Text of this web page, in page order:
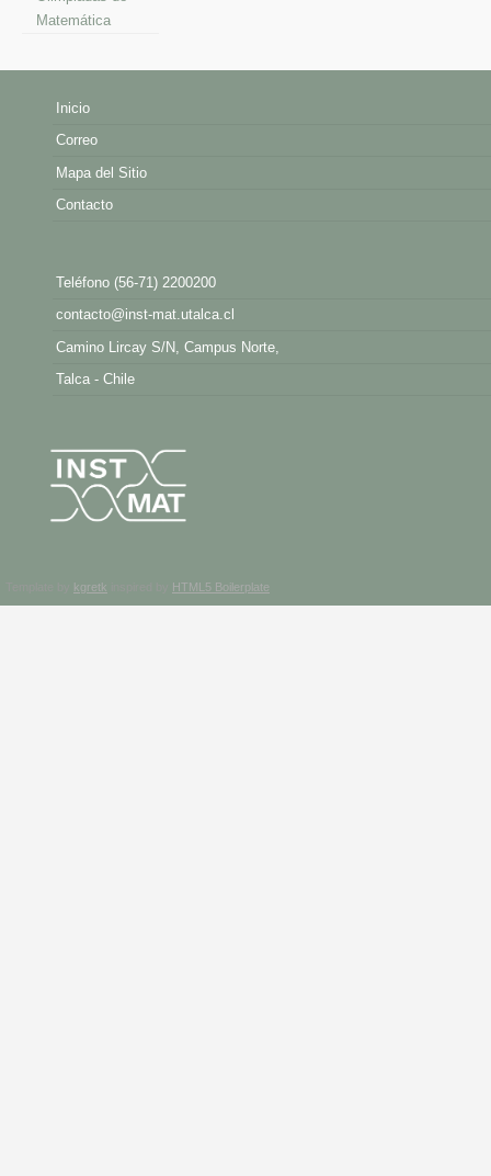
Matemática
Inicio
Correo
Mapa del Sitio
Contacto
Teléfono (56-71) 2200200
contacto@inst-mat.utalca.cl
Camino Lircay S/N, Campus Norte,
Talca - Chile
kgretk HTML5 Boilerplate